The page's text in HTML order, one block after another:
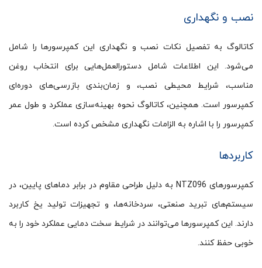
نصب و نگهداری
کاتالوگ به تفصیل نکات نصب و نگهداری این کمپرسورها را شامل
می‌شود. این اطلاعات شامل دستورالعمل‌هایی برای انتخاب روغن
مناسب، شرایط محیطی نصب، و زمان‌بندی بازرسی‌های دوره‌ای
کمپرسور است. همچنین، کاتالوگ نحوه بهینه‌سازی عملکرد و طول عمر
کمپرسور را با اشاره به الزامات نگهداری مشخص کرده است.
کاربردها
کمپرسورهای NTZ096 به دلیل طراحی مقاوم در برابر دماهای پایین، در
سیستم‌های تبرید صنعتی، سردخانه‌ها، و تجهیزات تولید یخ کاربرد
دارند. این کمپرسورها می‌توانند در شرایط سخت دمایی عملکرد خود را به
خوبی حفظ کنند.